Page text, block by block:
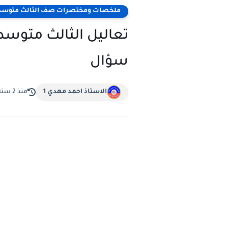
ملخصات ومختصرات صف الثالث
سؤال
الاستاذ احمد مهدي 1 منذ 2 سنة